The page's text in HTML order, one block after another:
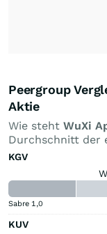
Peergroup
Aktie
Wie steht WuXi
Durchschnitt der
KGV
Sabre 1,0
KUV